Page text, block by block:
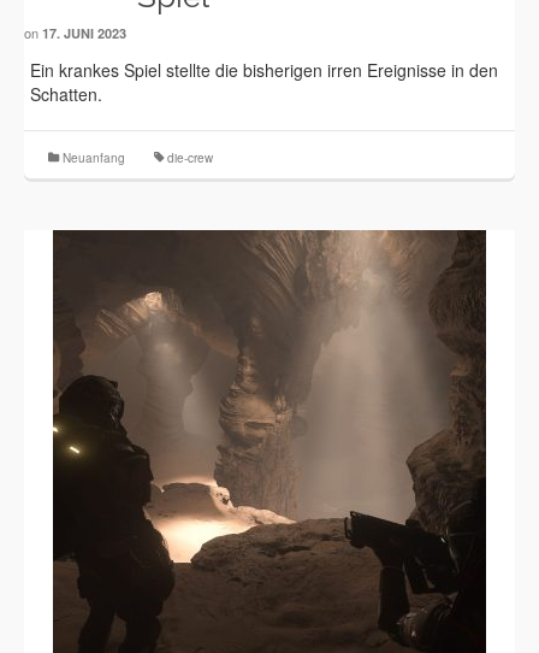
on 17. JUNI 2023
Ein krankes Spiel stellte die bisherigen irren Ereignisse in den
Schatten.
Neuanfang die-crew